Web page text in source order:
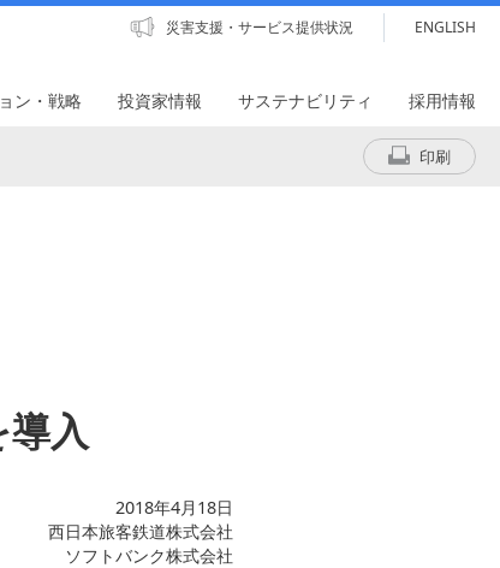
災害支援・サービス提供状況 ENGLISH
ン・戦略 投資家情報 サステナビリティ 採用情報
印刷
入
2018年4月18日
西日本旅客鉄道株式会社
ソフトバンク株式会社